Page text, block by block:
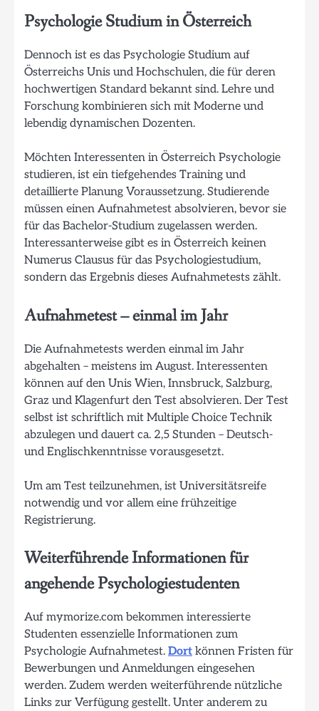
Psychologie Studium in Österreich
Dennoch ist es das Psychologie Studium auf
Österreichs Unis und Hochschulen, die für deren
hochwertigen Standard bekannt sind. Lehre und
Forschung kombinieren sich mit Moderne und
lebendig dynamischen Dozenten.
Möchten Interessenten in Österreich Psychologie
studieren, ist ein tiefgehendes Training und
detaillierte Planung Voraussetzung. Studierende
müssen einen Aufnahmetest absolvieren, bevor sie
für das Bachelor-Studium zugelassen werden.
Interessanterweise gibt es in Österreich keinen
Numerus Clausus für das Psychologiestudium,
sondern das Ergebnis dieses Aufnahmetests zählt.
Aufnahmetest – einmal im Jahr
Die Aufnahmetests werden einmal im Jahr
abgehalten – meistens im August. Interessenten
können auf den Unis Wien, Innsbruck, Salzburg,
Graz und Klagenfurt den Test absolvieren. Der Test
selbst ist schriftlich mit Multiple Choice Technik
abzulegen und dauert ca. 2,5 Stunden – Deutsch-
und Englischkenntnisse vorausgesetzt.
Um am Test teilzunehmen, ist Universitätsreife
notwendig und vor allem eine frühzeitige
Registrierung.
Weiterführende Informationen für
angehende Psychologiestudenten
Auf mymorize.com bekommen interessierte
Studenten essenzielle Informationen zum
Psychologie Aufnahmetest. Dort können Fristen für
Bewerbungen und Anmeldungen eingesehen
werden. Zudem werden weiterführende nützliche
Links zur Verfügung gestellt. Unter anderem zu